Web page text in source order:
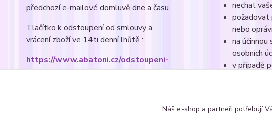
předchozí e-mailové domluvě dne a času.
Tlačítko k odstoupení od smlouvy a
vrácení zboží ve 14ti denní lhůtě :
https://www.abatoni.cz/odstoupeni-
od-smlouvy
nechat
požadovat
nebo
na
osobních
v případě
Náš e-shop a partneři potřebují